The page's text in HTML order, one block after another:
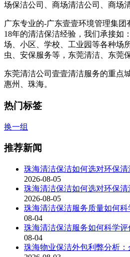
场保洁公司、商场清洁公司、商场
广东专业的-广东壹壹环境管理集
18年的清洁保洁经验，我们承接如
场、小区、学校、工业园等各种场
虫、安保服务等，东莞清洁、东莞
东莞清洁公司壹壹清洁服务的重点
惠州、珠海。
热门标签
换一组
推荐新闻
珠海清洁保洁如何选对环保
2026-08-05
珠海清洁保洁如何选对环保
2026-08-05
珠海清洁保洁服务质量如何
08-04
珠海清洁保洁服务如何科学
08-04
珠海物业保洁外包利弊分析